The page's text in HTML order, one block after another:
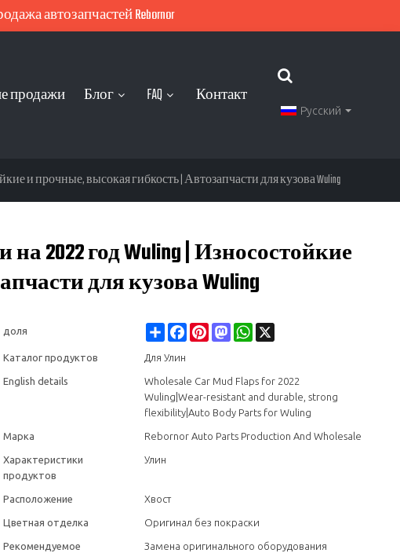
автозапчастей Rebornor
продажи Блог FAQ Контакт
Русский
и прочные, высокая гибкость | Автозапчасти для кузова Wuling
2022 год Wuling | Износостойкие
для кузова Wuling
доля Share FacebookPinterestMastodonWhatsApp
Каталог продуктов Для Улин
English details
Wholesale Car Mud Flaps for 2022
Wuling|Wear-resistant and durable, strong
flexibility|Auto Body Parts for Wuling
Марка Rebornor Auto Parts Production And Wholesale
Характеристики
продуктов
Улин
Расположение Хвост
Цветная отделка Оригинал без покраски
Рекомендуемое
Замена оригинального оборудования